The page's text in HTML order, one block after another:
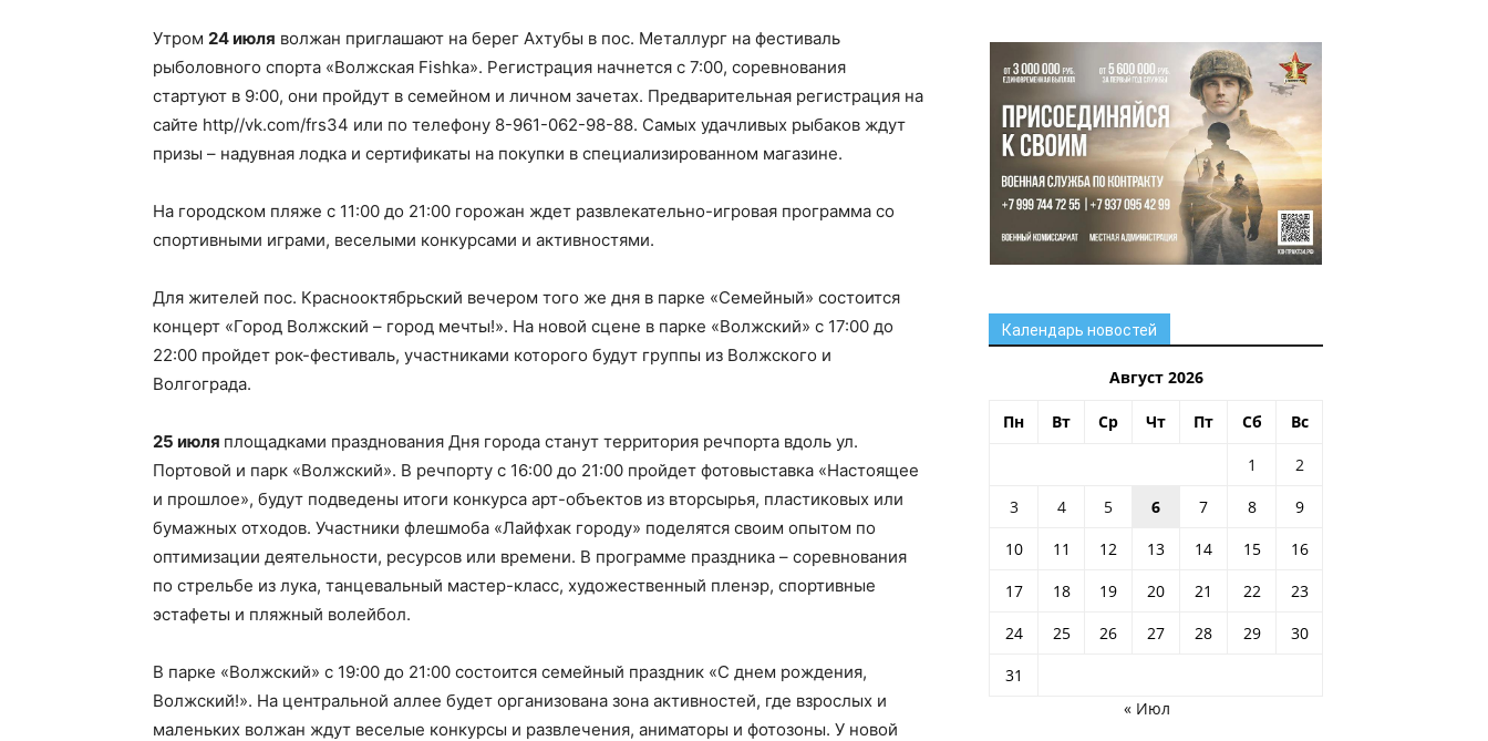
Утром 24 июля волжан приглашают на берег Ахтубы в пос. Металлург на фестиваль
рыболовного спорта «Волжская Fishka». Регистрация начнется с 7:00, соревнования
стартуют в 9:00, они пройдут в семейном и личном зачетах. Предварительная регистрация на
сайте http//vk.com/frs34 или по телефону 8-961-062-98-88. Самых удачливых рыбаков ждут
призы – надувная лодка и сертификаты на покупки в специализированном магазине.
На городском пляже с 11:00 до 21:00 горожан ждет развлекательно-игровая программа со
спортивными играми, веселыми конкурсами и активностями.
Для жителей пос. Краснооктябрьский вечером того же дня в парке «Семейный» состоится
концерт «Город Волжский – город мечты!». На новой сцене в парке «Волжский» с 17:00 до
22:00 пройдет рок-фестиваль, участниками которого будут группы из Волжского и
Волгограда.
25 июля площадками празднования Дня города станут территория речпорта вдоль ул.
Портовой и парк «Волжский». В речпорту с 16:00 до 21:00 пройдет фотовыставка «Настоящее
и прошлое», будут подведены итоги конкурса арт-объектов из вторсырья, пластиковых или
бумажных отходов. Участники флешмоба «Лайфхак городу» поделятся своим опытом по
оптимизации деятельности, ресурсов или времени. В программе праздника – соревнования
по стрельбе из лука, танцевальный мастер-класс, художественный пленэр, спортивные
эстафеты и пляжный волейбол.
В парке «Волжский» с 19:00 до 21:00 состоится семейный праздник «С днем рождения,
Волжский!». На центральной аллее будет организована зона активностей, где взрослых и
маленьких волжан ждут веселые конкурсы и развлечения, аниматоры и фотозоны. У новой
Календарь новостей
Август 2026
Пн Вт Ср Чт Пт Сб Вс
1
2
3
4 5 6 7 8
9
10
11 12 13 14 15
16
17
18 19 20 21 22
23
24
25 26 27 28 29
30
31
« Июл